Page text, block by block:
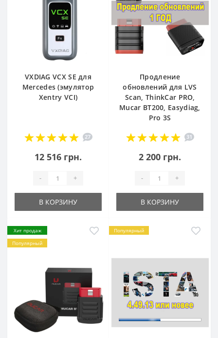
VXDIAG VCX SE для
Mercedes (эмулятор
Xentry VCI)
27
12 516 грн.
- +
В КОРЗИНУ
Продление
обновлений для LVS
Scan, ThinkCar PRO,
Mucar BT200, Easydiag,
Pro 3S
31
2 200 грн.
- +
В КОРЗИНУ
Хит продаж
Популярный
Популярный